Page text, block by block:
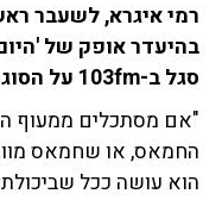
רמי איגרא, לשעבר
בהיעדר אופק של
סגל ב-103fm על הסוגייה הרגישה.
"אם מסתכלים ממעוף
החמאס, או שחמאס
הוא עושה ככל